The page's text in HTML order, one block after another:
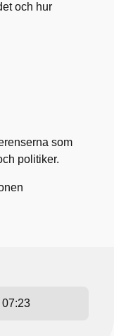
och hur
som
politiker.